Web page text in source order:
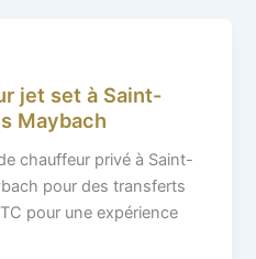
jet set à Saint-
Maybach
chauffeur privé à Saint-
pour des transferts
pour une expérience